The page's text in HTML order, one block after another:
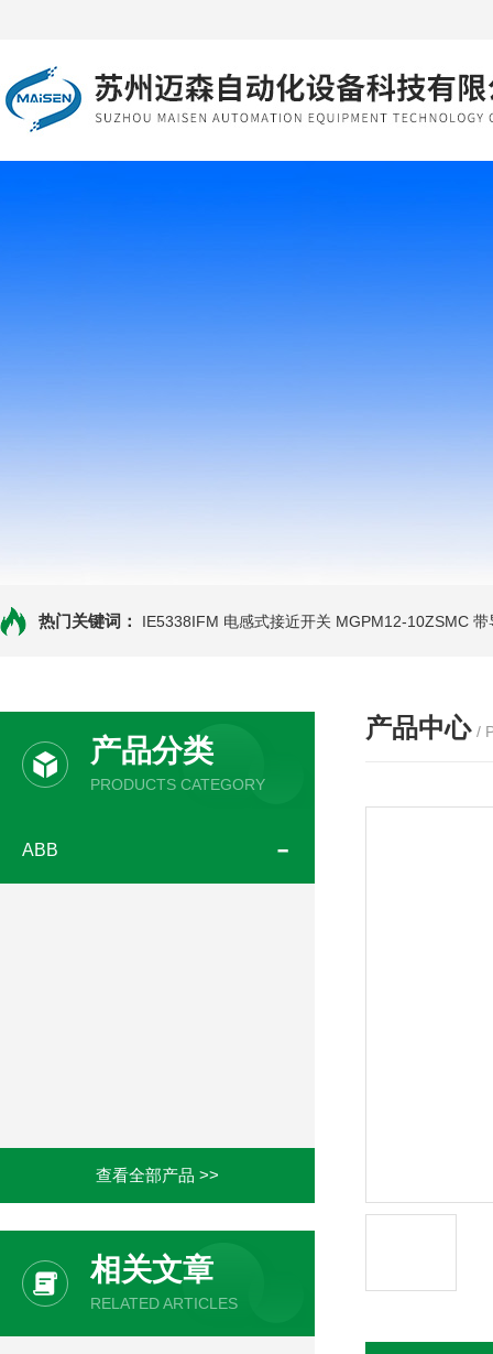
热门关键词： IE5338IFM 电感式接近开关 MGPM12-10ZSMC 带
产品分类
PRODUCTS CATEGORY
ABB
查看全部产品 >>
相关文章
RELATED ARTICLES
产品中心 /